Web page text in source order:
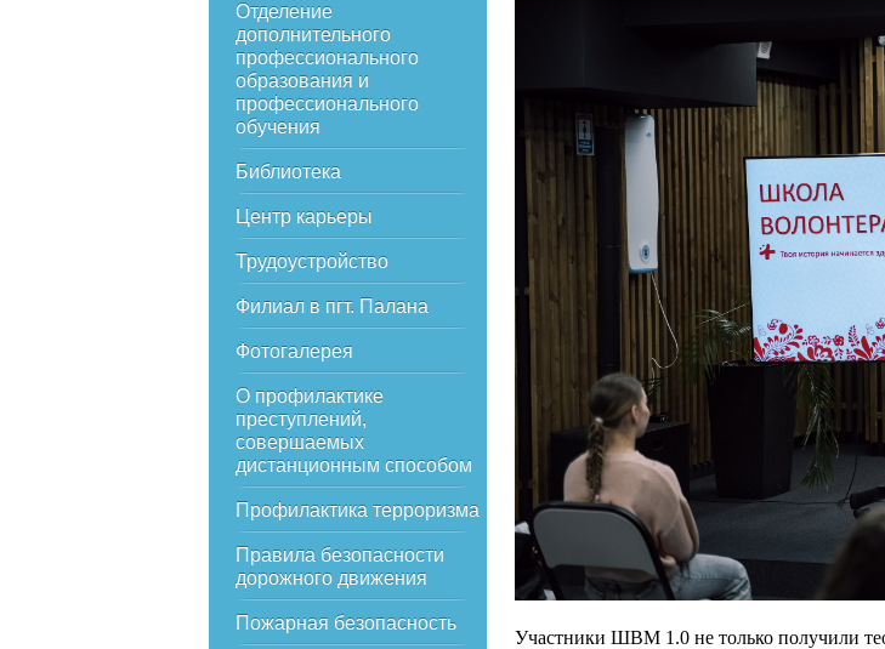
Отделение
дополнительного
профессионального
образования и
профессионального
обучения
Библиотека
Центр карьеры
Трудоустройство
Филиал в пгт. Палана
Фотогалерея
О профилактике
преступлений,
совершаемых
дистанционным способом
Профилактика терроризма
Правила безопасности
дорожного движения
Пожарная безопасность
Участники ШВМ 1.0 не только получили